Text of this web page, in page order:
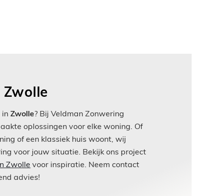
inZwolle? Bij Veldman Zonwering
oplossingen voor elke woning. Of
of een klassiek huis woont, wij
voor jouw situatie. Bekijk ons project
Zwolle voor inspiratie. Neem contact
advies!